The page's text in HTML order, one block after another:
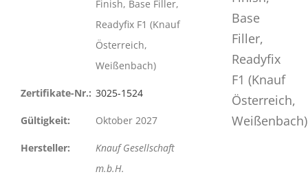
Finish, Base Filler,
Readyfix F1 (Knauf
Österreich,
Weißenbach)
Zertifikate-Nr.: 3025-1524
Gültigkeit: Oktober 2027
Hersteller:
Knauf Gesellschaft
m.b.H.